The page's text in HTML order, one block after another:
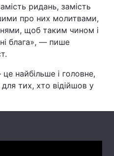
Політика
Лайт
ридань, замість
про них молитвами,
щоб таким чином і
блага», — пише
найбільше і головне,
тих, хто відійшов у